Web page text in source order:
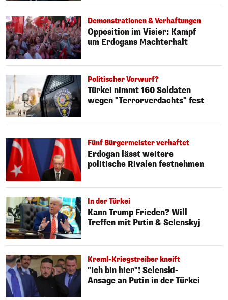
Demonstrationen & Verhaftungen
Opposition im Visier: Kampf
um Erdogans Machterhalt
Politischer Vorwurf?
Türkei nimmt 160 Soldaten
wegen "Terrorverdachts" fest
Fünf Bürgermeister verhaftet
Erdogan lässt weitere
politische Rivalen festnehmen
In der Türkei
Kann Trump Frieden? Will
Treffen mit Putin & Selenskyj
Kreml-Kriegstreiber kneift
"Ich bin hier"! Selenski-
Ansage an Putin in der Türkei